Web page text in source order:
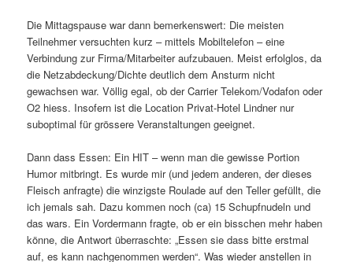
Die Mittagspause war dann bemerkenswert: Die meisten
Teilnehmer versuchten kurz – mittels Mobiltelefon – eine
Verbindung zur Firma/Mitarbeiter aufzubauen. Meist erfolglos, da
die Netzabdeckung/Dichte deutlich dem Ansturm nicht
gewachsen war. Völlig egal, ob der Carrier Telekom/Vodafon oder
O2 hiess. Insofern ist die Location Privat-Hotel Lindner nur
suboptimal für grössere Veranstaltungen geeignet.
Dann dass Essen: Ein HIT – wenn man die gewisse Portion
Humor mitbringt. Es wurde mir (und jedem anderen, der dieses
Fleisch anfragte) die winzigste Roulade auf den Teller gefüllt, die
ich jemals sah. Dazu kommen noch (ca) 15 Schupfnudeln und
das wars. Ein Vordermann fragte, ob er ein bisschen mehr haben
könne, die Antwort überraschte: „Essen sie dass bitte erstmal
auf, es kann nachgenommen werden“. Was wieder anstellen in